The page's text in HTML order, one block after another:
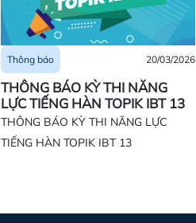
Thông báo 20/03/2026
THÔNG BÁO KỲ THI NĂNG
LỰC TIẾNG HÀN TOPIK IBT 13
THÔNG BÁO KỲ THI NĂNG LỰC
TIẾNG HÀN TOPIK IBT 13